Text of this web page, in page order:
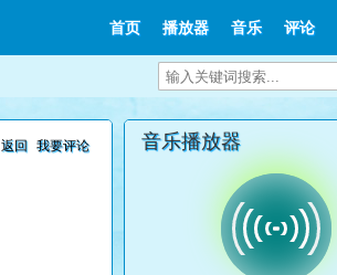
首页 播放器 音乐 评论
返回 我要评论 音乐播放器